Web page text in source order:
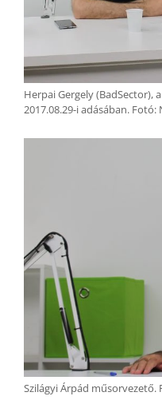
Herpai Gergely (BadSector),
2017.08.29-i adásában. Fotó:
Szilágyi Árpád műsorvezető.